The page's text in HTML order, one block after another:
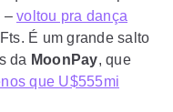
– voltou pra dança
É um grande salto
da MoonPay, que
que U$555mi